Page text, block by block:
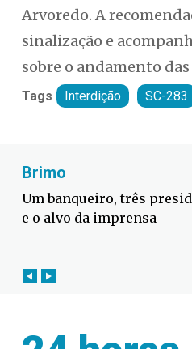
Arvoredo. A
sinalização e
sobre o andamento das
Tags Interdição SC-283
Fabiano Bordignon
Defesa Civil lança
contra o El Niño em SC